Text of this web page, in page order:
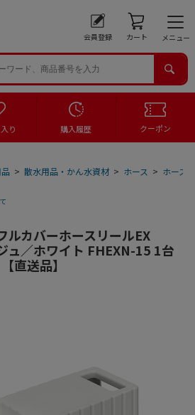
会員登録 カート メニュー
り 購入履歴 クーポン
> 散水用品・かん水資材 > ホース > ホース
ルカバーホースリールEX
／ホワイト FHEXN-15 1台
直送品】